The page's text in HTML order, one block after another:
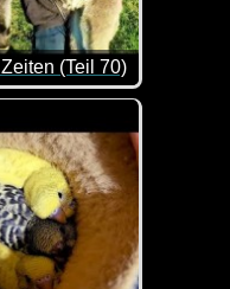
(Teil 70)
entspannt mit ein paar